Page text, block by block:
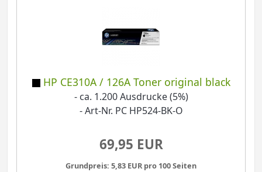
HP CE310A / 126A Toner original black
- ca. 1.200 Ausdrucke (5%)
- Art-Nr. PC HP524-BK-O
69,95 EUR
Grundpreis: 5,83 EUR pro 100 Seiten